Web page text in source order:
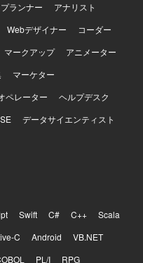
プランナー
アナリスト
Webデザイナー
コーダー
マークアップ
アニメーター
マーケター
ペレーター
ヘルプデスク
データサイエンティスト
Swift C# C++
Scala
C Android
VB.NET
PL/I
RPG